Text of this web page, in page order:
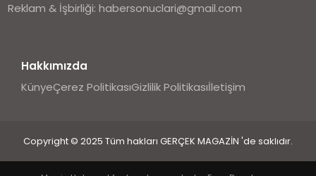
Reklam & İşbirliği:habersonuclari@gmail.com
Hakkımızda
KünyeÇerez PolitikasıGizlilik Politikasıİletişim
Copyright © 2025 Tüm hakları GERÇEK MAGAZİN 'de saklıdır.